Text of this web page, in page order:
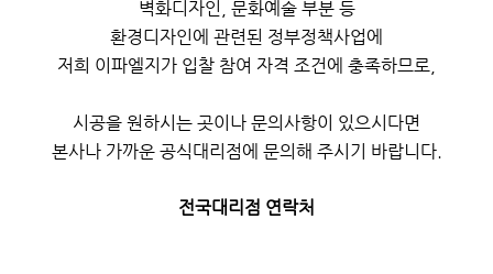
벽화디자인, 문화예술 부분 등
환경디자인에 관련된 정부정책사업에
저희 이파엘지가 입찰 참여 자격 조건에 충족하므로,
시공을 원하시는 곳이나 문의사항이 있으시다면
본사나 가까운 공식대리점에 문의해 주시기 바랍니다.
전국대리점 연락처